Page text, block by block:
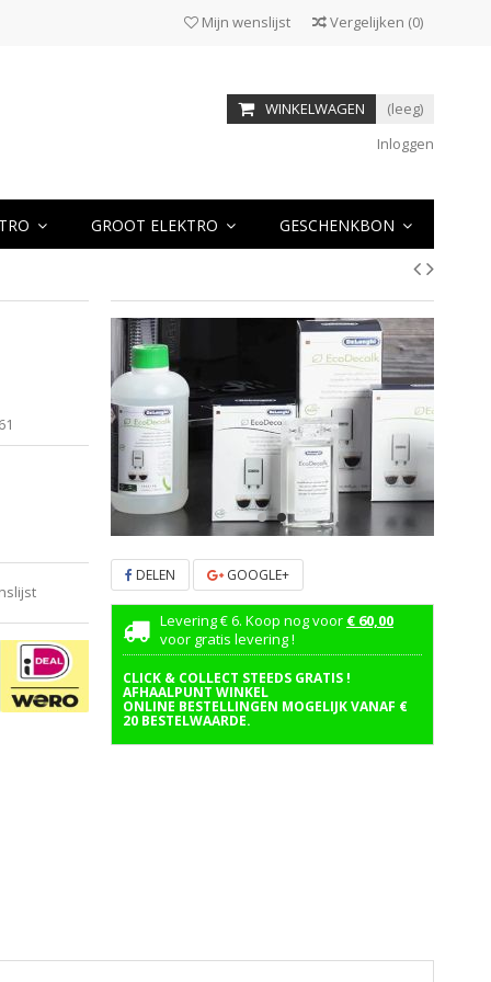
Vergelijken (0)
Mijn wenslijst
WINKELWAGEN
(leeg)
Inloggen
GROOT ELEKTRO GESCHENKBON
DELEN GOOGLE+
Levering € 6. Koop nog voor € 60,00
voor gratis levering !
CLICK & COLLECT STEEDS GRATIS !
AFHAALPUNT WINKEL
ONLINE BESTELLINGEN MOGELIJK VANAF €
20 BESTELWAARDE.